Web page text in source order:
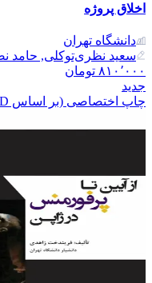
اخلاق پروژه
دانشگاه تهران
سعید نظری‌توکلی, حامد
۸۱۰٬۰۰۰ تومان
جدید
چاپ اختصاصی (بر اساس POD)